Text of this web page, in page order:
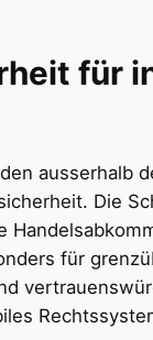
für
ausserhalb
Die
für